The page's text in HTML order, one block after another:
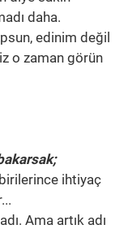
daha.
edinim değil
o zaman görün
ihtiyaç
Ama artık adı